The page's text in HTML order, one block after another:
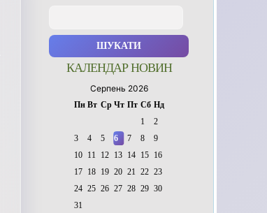
КАЛЕНДАР НОВИН
Серпень 2026
Пн Вт Ср Чт Пт Сб Нд
1
2
3
4 5 6 7 8
9
10
11 12 13 14 15
16
17
18 19 20 21 22 23
24 25 26 27 28 29 30
31